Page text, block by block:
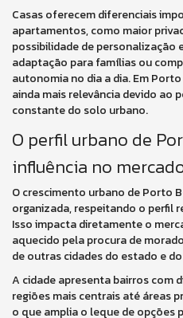
Casas oferecem diferenciais
apartamentos, como maior
possibilidade de personalização
adaptação para famílias ou
autonomia no dia a dia. Em
ainda mais relevância devido ao
constante do solo urbano.
O perfil urbano de
influência no
O crescimento urbano de Porto
organizada, respeitando o perfil
Isso impacta diretamente o
aquecido pela procura de
de outras cidades do estado e
A cidade apresenta bairros com
regiões mais centrais até áreas
o que amplia o leque de opções